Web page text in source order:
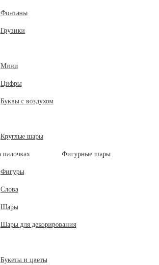
Фонтаны
Грузики
Мини
Цифры
Буквы с воздухом
Круглые шары
Фигурные шары
Фигуры
Слова
Шары
Шары для декорирования
Букеты и цветы